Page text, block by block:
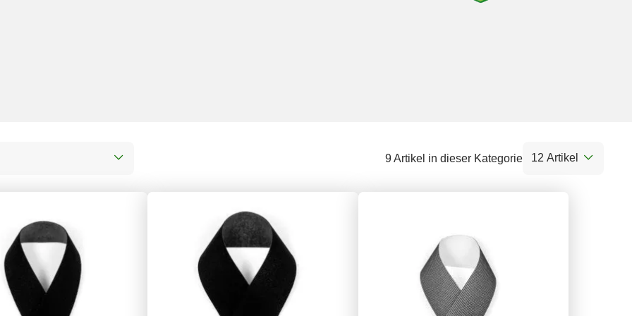
9 Artikel in dieser Kategorie 12 Artikel